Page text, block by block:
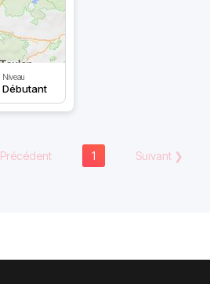
Niveau
Débutant
Précédent 1 Suivant❯